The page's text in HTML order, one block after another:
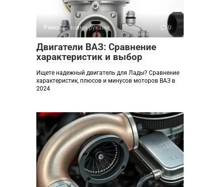
Ремонт своими руками 0
Двигатели ВАЗ: Сравнение
характеристик и выбор
Ищете надежный двигатель для Лады? Сравнение
характеристик, плюсов и минусов моторов ВАЗ в
2024